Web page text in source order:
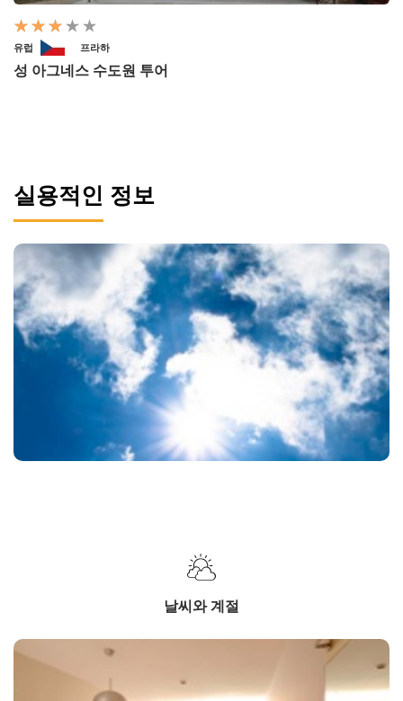
유럽 프라하
성 아그네스 수도원 투어
실용적인 정보
날씨와 계절